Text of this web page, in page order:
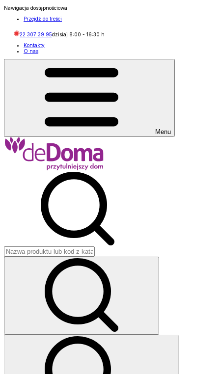
Nawigacja dostępnościowa
Przejdź do treści
22 307 39 95dzisiaj 8:00 - 16:30 h
Kontakty
O nas
Menu